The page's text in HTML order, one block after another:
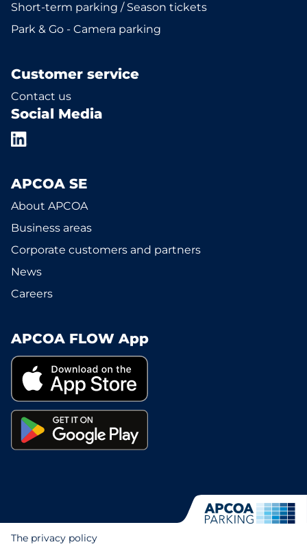
Short-term parking / Season tickets
Park & Go - Camera parking
Customer service
Contact us
Social Media
APCOA SE
About APCOA
Business areas
Corporate customers and partners
News
Careers
APCOA FLOW App
The privacy policy